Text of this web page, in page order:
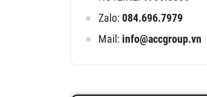
Zalo:084.696.7979
Mail: info@accgroup.vn